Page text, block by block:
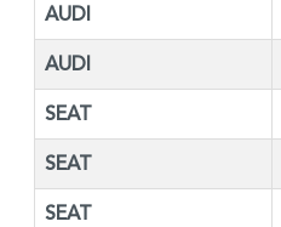
AUDI
AUDI
SEAT
SEAT
SEAT